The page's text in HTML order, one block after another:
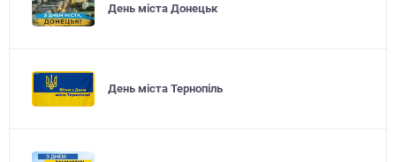
День міста Донецьк
День міста Тернопіль